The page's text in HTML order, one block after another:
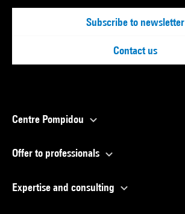
Subscribe to newsletter
Contact us
Centre Pompidou
Offer to professionals
Expertise and consulting